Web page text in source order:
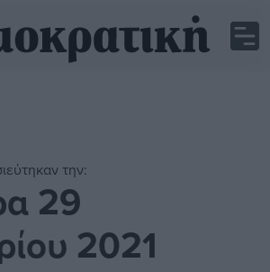
την:
29
2021